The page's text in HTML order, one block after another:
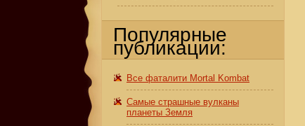
Популярные
публикации:
Все фаталити Mortal Kombat
Самые страшные вулканы
планеты Земля